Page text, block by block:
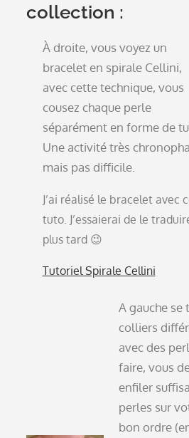
collection :
À droite, vous voyez un
bracelet en spirale Cellini,
avec cette technique, vous
cousez chaque perle
séparément en forme de
Une activité très
mais pas difficile.
J’ai réalisé le bracelet avec
tuto. J’essaierai de le
plus tard 😉
Tutoriel Spirale Cellini
A gauche se
colliers
avec des
faire, vous
enfiler
perles sur
bon ordre